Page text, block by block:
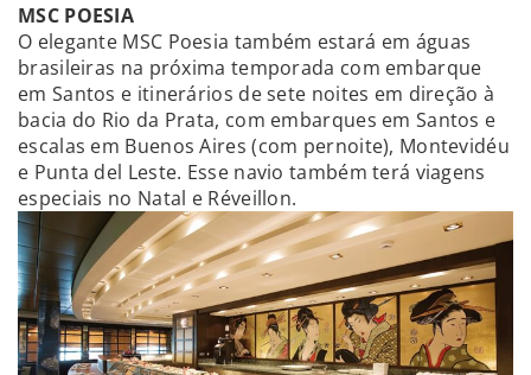
MSC POESIA
O elegante MSC Poesia também estará em águas
brasileiras na próxima temporada com embarque
em Santos e itinerários de sete noites em direção à
bacia do Rio da Prata, com embarques em Santos e
escalas em Buenos Aires (com pernoite), Montevidéu
e Punta del Leste. Esse navio também terá viagens
especiais no Natal e Réveillon.